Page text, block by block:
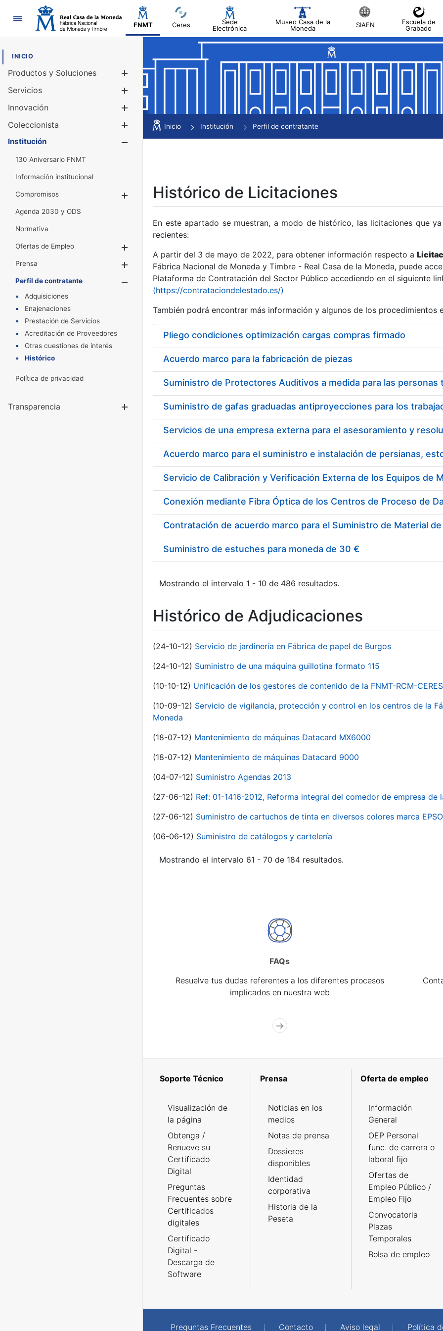
Navegación
FNMT Ceres
Sede
Electrónica
Museo Casa de la
Moneda
SIAEN
Escuela de
Grabado
INICIO
Productos y Soluciones
Mostrar/Ocultar
Servicios
Innovación
Coleccionista
Mostrar/Ocultar
Institución
130 Aniversario FNMT
Información institucional
Compromisos
Mostrar/Ocultar
Agenda 2030 y ODS
Normativa
Ofertas de Empleo
Prensa
Mostrar/Ocultar
Perfil de contratante
Mostrar/Ocultar
Adquisiciones
Enajenaciones
Prestación de Servicios
Acreditación de Proveedores
Otras cuestiones de interés
Histórico
Política de privacidad
Transparencia Mostrar/Ocultar
Inicio Institución Perfil de contratante
Histórico de Licitaciones
En este apartado se muestran, a modo de histórico, las licitaciones que
recientes:
A partir del 3 de mayo de 2022, para obtener información respecto a
Fábrica Nacional de Moneda y Timbre - Real Casa de la Moneda, puede
Plataforma de Contratación del Sector Público accediendo en el siguiente
(https://contrataciondelestado.es/)
También podrá encontrar más información y algunos de los procedimientos
Pliego condiciones optimización cargas compras firmado
Acuerdo marco para la fabricación de piezas
Acuerdo marco para el suministro e instalación de persianas,
Suministro de estuches para moneda de 30 €
Mostrando el intervalo 1 - 10 de 486 resultados.
Histórico de Adjudicaciones
(24-10-12) Servicio de jardinería en Fábrica de papel de Burgos
(24-10-12) Suministro de una máquina guillotina formato 115
(10-10-12) Unificación de los gestores de contenido de la FNMT-RCM-CERES
(10-09-12) Servicio de vigilancia, protección y control en los centros de la
Moneda
(18-07-12) Mantenimiento de máquinas Datacard MX6000
(18-07-12) Mantenimiento de máquinas Datacard 9000
(04-07-12) Suministro Agendas 2013
(27-06-12) Ref: 01-1416-2012, Reforma integral del comedor de empresa de
(27-06-12) Suministro de cartuchos de tinta en diversos colores marca
(06-06-12) Suministro de catálogos y cartelería
Mostrando el intervalo 61 - 70 de 184 resultados.
FAQs
Resuelve tus dudas referentes a los diferentes procesos
implicados en nuestra web
Soporte Técnico
Visualización de
la página
Obtenga /
Renueve su
Certificado
Digital
Preguntas
Frecuentes sobre
Certificados
digitales
Certificado
Digital -
Descarga de
Software
Prensa
Noticias en los
medios
Notas de prensa
Dossieres
disponibles
Identidad
corporativa
Historia de la
Peseta
Oferta de empleo
Información
General
OEP Personal
func. de carrera o
laboral fijo
Ofertas de
Empleo Público /
Empleo Fijo
Convocatoria
Plazas
Temporales
Bolsa de empleo
Preguntas Frecuentes Contacto Aviso legal Política